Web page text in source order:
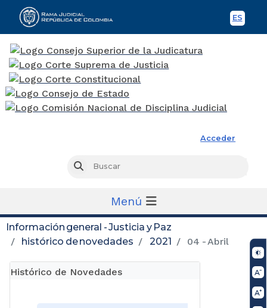
ES
Acceder
Buscar
Menú
Información general - Justicia y Paz
histórico de novedades
2021 04 - Abril
Histórico de Novedades